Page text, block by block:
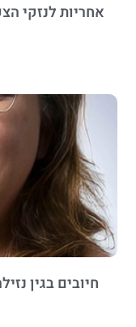
אחריות לנזקי
חיובים בגין